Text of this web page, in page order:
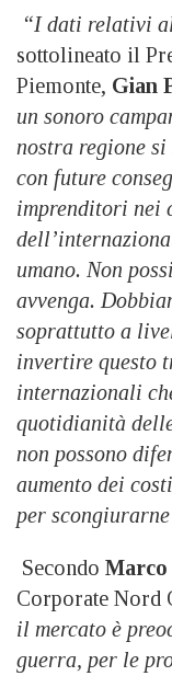
“I dati relativi
sottolineato il
Piemonte, Gian
un sonoro
nostra regione
con future
imprenditori nei
umano. Non
avvenga.
soprattutto a
invertire questo
internazionali
quotidianità
non possono
aumento dei
per
Secondo
Corporate Nord
il mercato è
guerra, per le